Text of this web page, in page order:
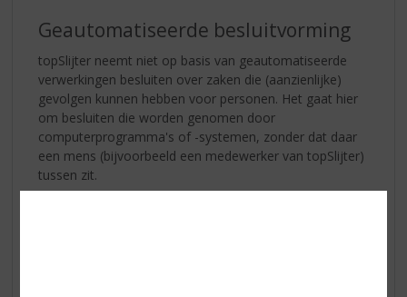
Geautomatiseerde besluitvorming
topSlijter neemt niet op basis van geautomatiseerde
verwerkingen besluiten over zaken die (aanzienlijke)
gevolgen kunnen hebben voor personen. Het gaat hier
om besluiten die worden genomen door
computerprogramma's of -systemen, zonder dat daar
een mens (bijvoorbeeld een medewerker van topSlijter)
tussen zit.